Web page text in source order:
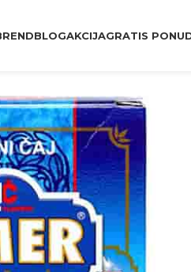
BLOGAKCIJAGRATIS